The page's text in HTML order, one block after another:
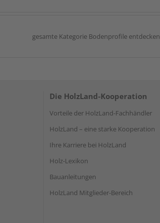
gesamte Kategorie Bodenprofile entdecken
Die HolzLand-Kooperation
Vorteile der HolzLand-Fachhändler
HolzLand – eine starke Kooperation
Ihre Karriere bei HolzLand
Holz-Lexikon
Bauanleitungen
HolzLand Mitglieder-Bereich